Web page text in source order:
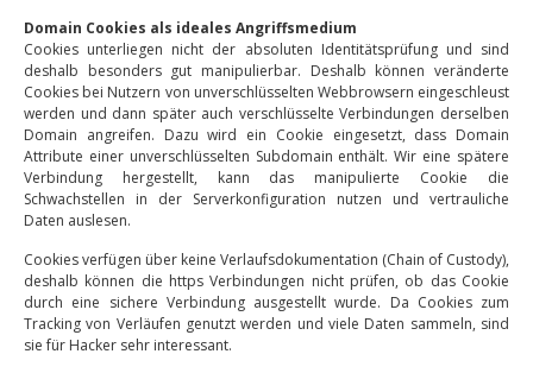
Domain Cookies als ideales Angriffsmedium
Cookies unterliegen nicht der absoluten Identitätsprüfung und sind
deshalb besonders gut manipulierbar. Deshalb können veränderte
Cookies bei Nutzern von unverschlüsselten Webbrowsern eingeschleust
werden und dann später auch verschlüsselte Verbindungen derselben
Domain angreifen. Dazu wird ein Cookie eingesetzt, dass Domain
Attribute einer unverschlüsselten Subdomain enthält. Wir eine spätere
Verbindung hergestellt, kann das manipulierte Cookie die
Schwachstellen in der Serverkonfiguration nutzen und vertrauliche
Daten auslesen.
Cookies verfügen über keine Verlaufsdokumentation (Chain of Custody),
deshalb können die https Verbindungen nicht prüfen, ob das Cookie
durch eine sichere Verbindung ausgestellt wurde. Da Cookies zum
Tracking von Verläufen genutzt werden und viele Daten sammeln, sind
sie für Hacker sehr interessant.